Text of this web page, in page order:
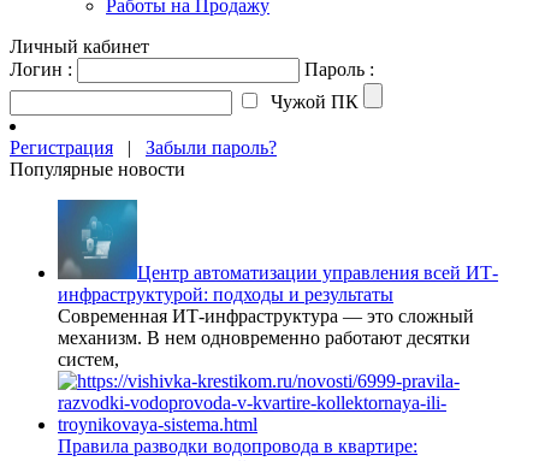
Работы на Продажу
Личный кабинет
Логин :
Пароль :
Чужой ПК
Регистрация | Забыли пароль?
Популярные новости
Центр автоматизации управления всей ИТ-
инфраструктурой: подходы и результаты
Современная ИТ-инфраструктура — это сложный
механизм. В нем одновременно работают десятки
систем,
Правила разводки водопровода в квартире: